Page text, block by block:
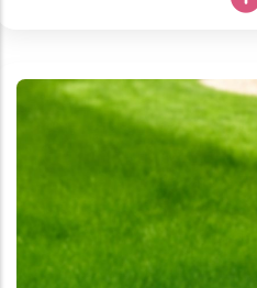
podnikání neopřít o